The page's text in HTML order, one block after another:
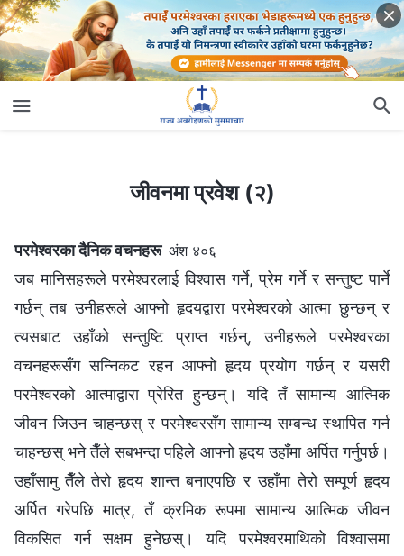
जीवनमा प्रवेश (२)
परमेश्‍वरका दैनिक वचनहरू अंश ४०६
जब मानिसहरूले परमेश्‍वरलाई विश्‍वास गर्ने, प्रेम गर्ने र सन्तुष्ट पार्ने
गर्छन् तब उनीहरूले आफ्नो हृदयद्वारा परमेश्‍वरको आत्मा छुन्छन् र
त्यसबाट उहाँको सन्तुष्टि प्राप्त गर्छन्, उनीहरूले परमेश्‍वरका
वचनहरूसँग सन्‍निकट रहन आफ्नो हृदय प्रयोग गर्छन् र यसरी
परमेश्‍वरको आत्माद्वारा प्रेरित हुन्छन्। यदि तँ सामान्य आत्मिक
जीवन जिउन चाहन्छस् र परमेश्‍वरसँग सामान्य सम्बन्ध स्थापित गर्न
चाहन्छस् भने तैँले सबभन्दा पहिले आफ्‍नो हृदय उहाँमा अर्पित गर्नुपर्छ।
उहाँसामु तैँले तेरो हृदय शान्त बनाएपछि र उहाँमा तेरो सम्पूर्ण हृदय
अर्पित गरेपछि मात्र, तँ क्रमिक रूपमा सामान्य आत्मिक जीवन
विकसित गर्न सक्षम हुनेछस्। यदि परमेश्‍वरमाथिको विश्‍वासमा